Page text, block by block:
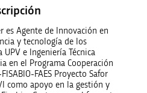
es Agente de Innovación en
y tecnología de los
e Ingeniería Técnica
en el Programa Cooperación
FAES Proyecto Safor
como apoyo en la gestión y